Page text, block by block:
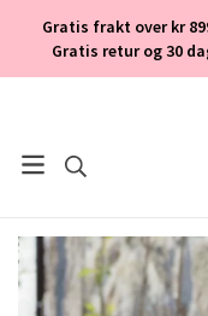
Gratis frakt over kr
Gratis retur og 30